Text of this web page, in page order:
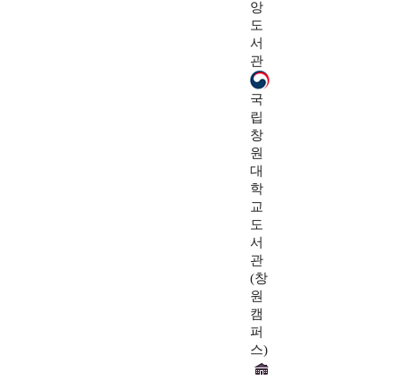
앙
도
서
관
국
립
창
원
대
학
교
도
서
관
(창
원
캠
퍼
스)